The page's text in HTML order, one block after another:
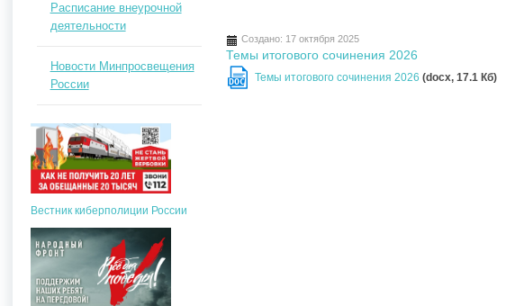
Создано: 17 октября 2025
Темы итогового сочинения 2026
DOC Темы итогового сочинения 2026 (docx, 17.1 Кб)
Расписание внеурочной
деятельности
Новости Минпросвещения
России
Вестник киберполиции России